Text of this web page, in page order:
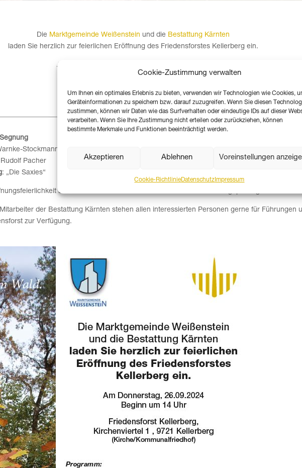
Cookie-Zustimmung verwalten
Um Ihnen ein optimales Erlebnis zu bieten, verwenden wir Technologien wie Cookies,
Geräteinformationen zu speichern bzw. darauf zuzugreifen. Wenn Sie diesen
zustimmen, können wir Daten wie das Surfverhalten oder eindeutige IDs auf dieser
verarbeiten. Wenn Sie Ihre Zustimmung nicht erteilen oder zurückziehen, können
bestimmte Merkmale und Funktionen beeinträchtigt werden.
Akzeptieren Ablehnen Voreinstellungen
Cookie-RichtlinieDatenschutz Impressum
Die Marktgemeinde Weißenstein und die Bestattung Kärnten
laden Sie herzlich zur feierlichen Eröffnung des Friedensforstes Kellerberg ein.
Am Donnerstag, 26.09.2024, Beginn um 14 Uhr
Friedensforst Kellerberg,
(Kirche/Kommunalfriedhof)
Stockmann
Pacher
: „Die Saxies“
sind alle Besucherinnen und Besucher herzlich zur Agape eingeladen.
der Bestattung Kärnten stehen allen interessierten Personen gerne für Führungen
zur Verfügung.